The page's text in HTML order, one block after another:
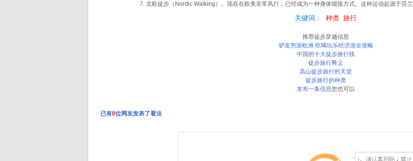
7. 北欧徒步（Nordic Walking）。现在在欧美非常风行，已经成为一种身体锻练方式。这种运动起源于芬兰
关键词： 种类 旅行
推荐徒步穿越信息
驴友穷游欧洲 吃喝玩乐经济游全攻略
中国的十大徒步旅行线
徒步旅行释义
高山徒步旅行的天堂
徒步旅行的种类
发布一条信息您也可以
已有0位网友发表了看法